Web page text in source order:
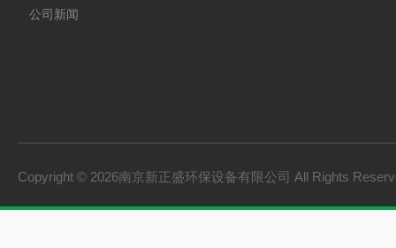
公司新闻
Copyright © 2026南京新正盛环保设备有限公司 All Rights